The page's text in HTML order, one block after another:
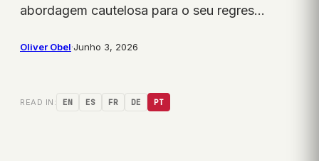
abordagem cautelosa para o seu regres…
Oliver Obel·Junho 3, 2026
READ IN: EN ES FR DE PT